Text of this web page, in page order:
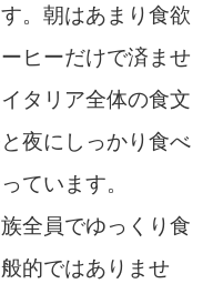
。朝はあまり食欲
ヒーだけで済ませ
タリア全体の食文
夜にしっかり食べ
ています。
全員でゆっくり食
的ではありませ